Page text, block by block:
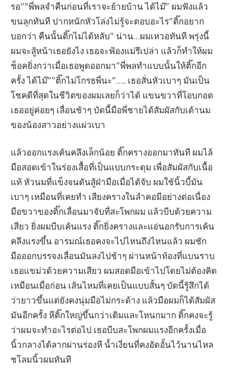
รอ””พี่พลจำคืนก่อนที่เราจะย้ายบ้าน ได้ไม๊” ผมฟังแล้ว
ขนลุกทันที ปากหนักหัวโล่งไม่รู้จะตอบอะไร”ติ๊กอยาก
บอกว่า คืนนั้นติ๊กไม่ได้หลับ” น่าน…ผมเหวอทันที พรุ่งนี้
ผมจะสู้หน้าเธอยังไง เธอจะฟ้องแม่รึเปล่า แล้วก็ทำให้ผม
ช็อคยิ่งกว่าเมื่อเธอพูดออกมา”พี่พลทำแบบนั้นให้ติ๊กอีก
ครั้ง ได้ไม๊””ติ๊กไม่โกรธพี่นะ”….. เธอสั่นหัวเบาๆ มันเป็น
โชคดีที่สุดในชีวิตของผมเลยก็ว่าได้ แขนขวาที่โอบกอด
เธออยู่ค่อยๆ เลื่อนช้าๆ บัดนี้มือพี่ชายได้สัมผัสกับเต้านม
ของน้องสาวอย่างแผ่วเบา
แล้วออกแรงเค้นคลึงเล็กน้อย ติ๊กครางออกมาทันที ผมไล้
มือสอดเข้าในร่องเสื้อที่เป็นแบบกระดุม เพื่อสัมผัสกับเนื้อ
แท้ หัวนมที่แข็งจนดันสู้ฝ่ามือเมื่อได้จับ ผมใช้นิ้วบี้มัน
เบาๆ เหมือนที่เคยทำ เสียงครางในลำคอมีอย่างต่อเนื่อง
มือขวาของติ๊กเลื่อนมาจับที่สะโพกผม แล้วบีบด้วยความ
เสียว ยิ่งผมบีบเค้นแรง ติ๊กยิ่งครางและแอ่นอกรับการเค้น
คลึงแรงขึ้น อารมณ์เธอคงจะไปไหนถึงไหนแล้ว ผมชัก
มือออกบรรจงเลื่อนมันลงไปช้าๆ ผ่านหน้าท้องที่แบนราบ
เธอแขม่วด้วยความเสียว ผมสอดมือเข้าไปโดยไม่ต้องคิด
เหมือนเมื่อก่อน เส้นไหมที่เคยเป็นแบบสั้นๆ บัดนี้รู้สึกได้
ว่ายาวขึ้นแต่ยังคงนุ่มมือไม่กระด้าง แล้วมือผมก็ได้สัมผัส
มันอีกครั้ง หีติ๊กใหญ่ขึ้นกว่าเดิมและโหนกมาก ติ๊กคงจะรู้
ว่าผมจะทำอะไรต่อไป เธอบีบสะโพกผมแรงอีกครั้งเมื่อ
นิ้วกลางได้ลากผ่านร่องหี น้ำเงี่ยนที่คงอัดอั้นไว้นานไหล
ชโลมนิ้วผมทันที